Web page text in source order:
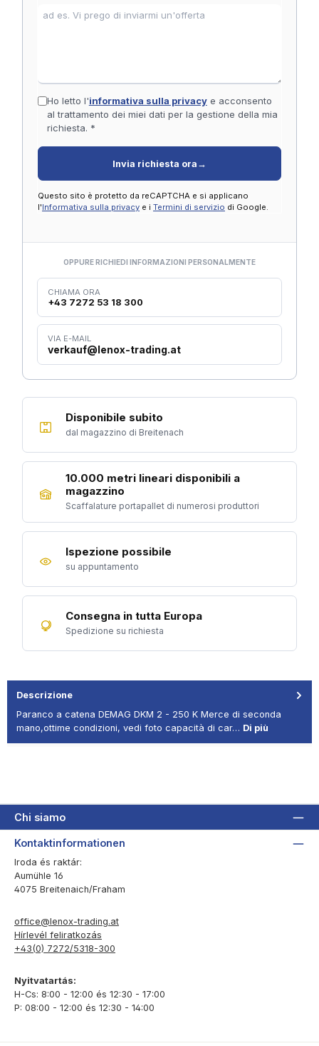
Ho letto l'informativa sulla privacye acconsento
al trattamento dei miei dati per la gestione della mia
richiesta. *
Invia richiesta ora →
Questo sito è protetto da reCAPTCHA e si applicano
l'Informativa sulla privacy e i Termini di servizio di Google.
OPPURE RICHIEDI INFORMAZIONI PERSONALMENTE
CHIAMA ORA
+43 7272 53 18 300
VIA E-MAIL
verkauf@lenox-trading.at
Disponibile subito
dal magazzino di Breitenach
10.000 metri lineari disponibili a
magazzino
Scaffalature portapallet di numerosi produttori
Ispezione possibile
su appuntamento
Consegna in tutta Europa
Spedizione su richiesta
Descrizione
Paranco a catena DEMAG DKM 2 - 250 K Merce di seconda
mano,ottime condizioni, vedi foto capacità di car… Di più
Chi siamo
Kontaktinformationen
Iroda és raktár:
Aumühle 16
4075 Breitenaich/Fraham
office@lenox-trading.at
Hírlevél feliratkozás
+43(0) 7272/5318-300
Nyitvatartás:
H-Cs: 8:00 - 12:00 és 12:30 - 17:00
P: 08:00 - 12:00 és 12:30 - 14:00